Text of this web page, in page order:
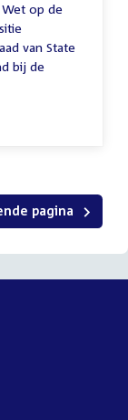
op de
van State
bij de
pagina